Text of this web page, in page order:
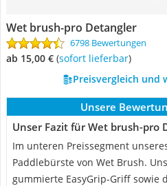
Wet brush-pro Detangler
6798 Bewertungen
ab 15,00 € ( Sofort lieferbar)
Preisvergleich und
Unsere
Unser Fazit für Wet brush-pro
Im unteren Preissegment
Paddlebürste von Wet Brush.
gummierte EasyGrip-Griff sowie